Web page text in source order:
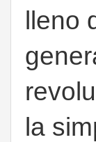
lleno
la